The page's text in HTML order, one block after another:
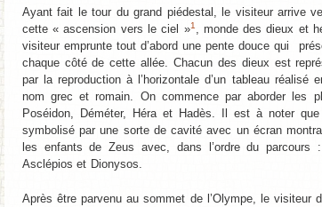
Ayant fait le tour du grand piédestal, le visiteur arrive
cette « ascension vers le ciel »1, monde des dieux et
visiteur emprunte tout d’abord une pente douce qui
chaque côté de cette allée. Chacun des dieux est
par la reproduction à l’horizontale d’un tableau réalisé
nom grec et romain. On commence par aborder
Poséidon, Déméter, Héra et Hadès. Il est à noter
symbolisé par une sorte de cavité avec un écran
les enfants de Zeus avec, dans l’ordre du parcours
Asclépios et Dionysos.
Après être parvenu au sommet de l’Olympe, le visiteur